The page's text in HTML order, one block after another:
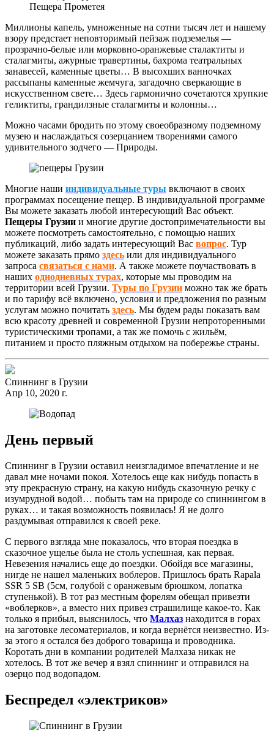
Пещера Прометея
Миллионы капель, умноженные на сотни тысяч лет и нашему
взору предстает неповторимый пейзаж подземелья —
прозрачно-белые или морковно-оранжевые сталактиты и
сталагмиты, ажурные травертины, бахрома театральных
занавесей, каменные цветы… В высохших ванночках
рассыпаны каменные жемчуга, загадочно сверкающие в
искусственном свете… Здесь гармонично сочетаются хрупкие
геликтиты, грандилзные сталагмиты и колонны…
Можно часами бродить по этому своеобразному подземному
музею и наслаждаться созерцанием творениями самого
удивительного зодчего — Природы.
Многие наши индивидуальные туры включают в своих
программах посещение пещер. В индивидуальной программе
Вы можете заказать любой интересующий Вас объект.
Пещеры Грузии и многие другие достопримечательности вы
можете посмотреть самостоятельно, с помощью наших
публикаций, либо задать интересующий Вас вопрос. Тур
можете заказать прямо здесь или для индивидуального
запроса связаться с нами. А также можете поучаствовать в
наших однодневных турах, которые мы проводим на
территории всей Грузии. Туры по Грузии можно так же брать
и по тарифу всё включено, условия и предложения по разным
услугам можно почитать здесь. Мы будем рады показать вам
всю красоту древней и современной Грузии непроторенными
туристическими тропами, а так же помочь с жильём,
питанием и просто пляжным отдыхом на побережье страны.
Спиннинг в Грузии
Апр 10, 2020 г.
День первый
Спиннинг в Грузии оставил неизгладимое впечатление и не
давал мне ночами покоя. Хотелось еще как нибудь попасть в
эту прекрасную страну, на какую нибудь сказочную речку с
изумрудной водой… побыть там на природе со спиннингом в
руках… и такая возможность появилась! Я не долго
раздумывая отправился к своей реке.
С первого взгляда мне показалось, что вторая поездка в
сказочное ущелье была не столь успешная, как первая.
Невезения начались еще до поездки. Обойдя все магазины,
нигде не нашел маленьких воблеров. Пришлось брать Rapala
SSR 5 SB (5см, голубой с оранжевым брюшком, лопатка
ступенькой). В тот раз местным форелям обещал привезти
«воблерков», а вместо них привез страшилище какое-то. Как
только я прибыл, выяснилось, что Малхаз находится в горах
на заготовке лесоматериалов, и когда вернётся неизвестно. Из-
за этого я остался без доброго товарища и проводника.
Коротать дни в компании родителей Малхаза никак не
хотелось. В тот же вечер я взял спиннинг и отправился на
озерцо под водопадом.
Беспредел «электриков»